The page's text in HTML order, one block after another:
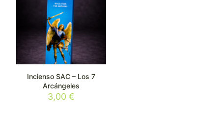
Incienso SAC – Los 7
Arcángeles
3,00€